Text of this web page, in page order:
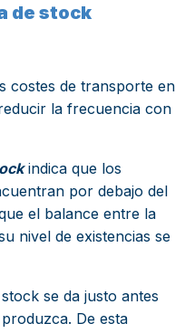
de stock
costes de transporte en
la frecuencia con
indica que los
por debajo del
el balance entre la
nivel de existencias se
se da justo antes
De esta